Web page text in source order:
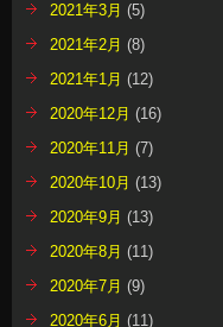
2021年3月 (5)
2021年2月 (8)
2021年1月 (12)
2020年12月 (16)
2020年11月 (7)
2020年10月 (13)
2020年9月 (13)
2020年8月 (11)
2020年7月 (9)
2020年6月 (11)